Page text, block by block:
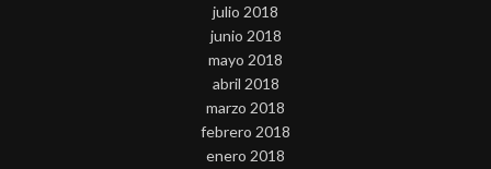
julio 2018
junio 2018
mayo 2018
abril 2018
marzo 2018
febrero 2018
enero 2018